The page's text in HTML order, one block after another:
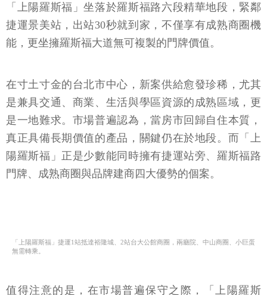
「上陽羅斯福」坐落於羅斯福路六段精華地段，緊鄰
捷運景美站，出站30秒就到家，不僅享有成熟商圈機
能，更坐擁羅斯福大道無可複製的門牌價值。
在寸土寸金的台北市中心，新案供給愈發珍稀，尤其
是兼具交通、商業、生活與學區資源的成熟區域，更
是一地難求。市場普遍認為，當房市回歸自住本質，
真正具備長期價值的產品，關鍵仍在於地段。而「上
陽羅斯福」正是少數能同時擁有捷運站旁、羅斯福路
門牌、成熟商圈與品牌建商四大優勢的個案。
「上陽羅斯福」捷運1站抵達裕隆城、2站台大公館商圈，兩廳院、中山商圈、小巨蛋
無需轉乘。
值得注意的是，在市場普遍保守之際，「上陽羅斯